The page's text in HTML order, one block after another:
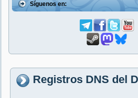
Síguenos en:
Registros DNS del